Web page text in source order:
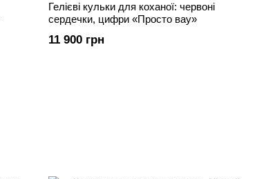
Гелієві кульки для коханої: червоні
сердечки, цифри «Просто вау»
11 900 грн